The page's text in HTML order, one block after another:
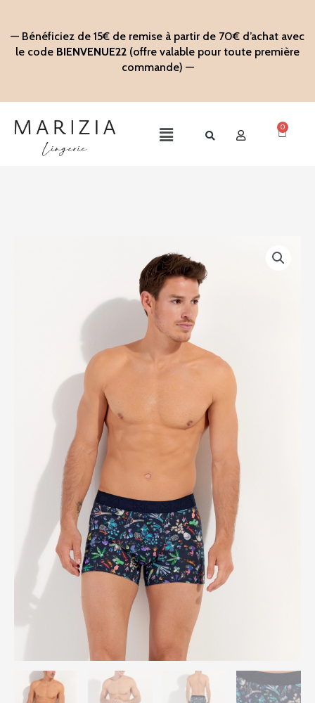
contenu
— Bénéficiez de 15€ de remise à partir de 70€ d’achat avec
le code BIENVENUE22 (offre valable pour toute première
commande) —
Main
0
Panier